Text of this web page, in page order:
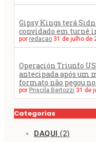
Gipsy Kings terá
convidado em turnê
por redacao 31 de julho de
Operación Triunfo
antecipada após um
formato não pegou
por Priscila Bertozzi 31 de
Categorias
DAQUI (2)